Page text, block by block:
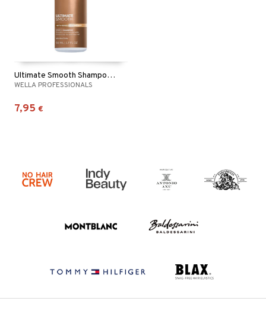
Ultimate Smooth Shampoo Travel Size
WELLA PROFESSIONALS
7,95 €